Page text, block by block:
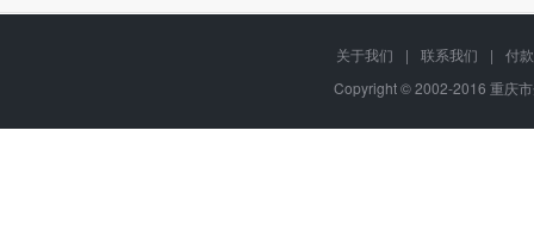
关于我们 | 联系我们 |
付
Copyright © 2002-2016 重庆